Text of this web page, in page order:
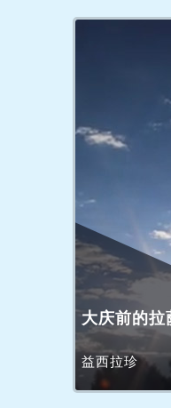
大庆前的拉
益西拉珍